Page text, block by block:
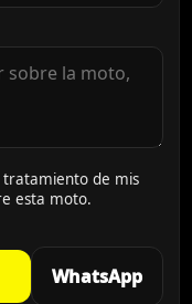
tratamiento de mis
esta moto.
WhatsApp